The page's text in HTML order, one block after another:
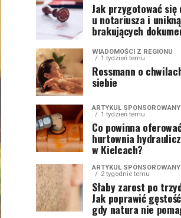
Jak przygotować się
u notariusza i
brakujących
WIADOMOŚCI Z REGIONU
1 tydzień temu
Rossmann o
siebie
ARTYKUŁ SPONSOROWANY
1 tydzień temu
Co powinna
hurtownia
w Kielcach?
ARTYKUŁ SPONSOROWANY
2 tygodnie temu
Słaby zarost po
Jak poprawić
gdy natura nie